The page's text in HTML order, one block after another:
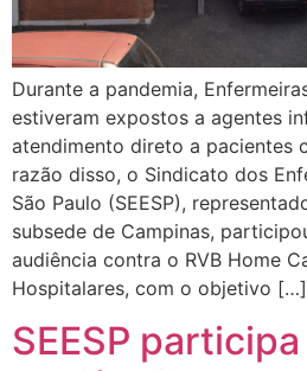
Durante a pandemia,
estiveram expostos a agentes
atendimento direto a pacientes
razão disso, o Sindicato dos
São Paulo (SEESP),
subsede de Campinas,
audiência contra o RVB Home
Hospitalares, com o objetivo […]
SEESP